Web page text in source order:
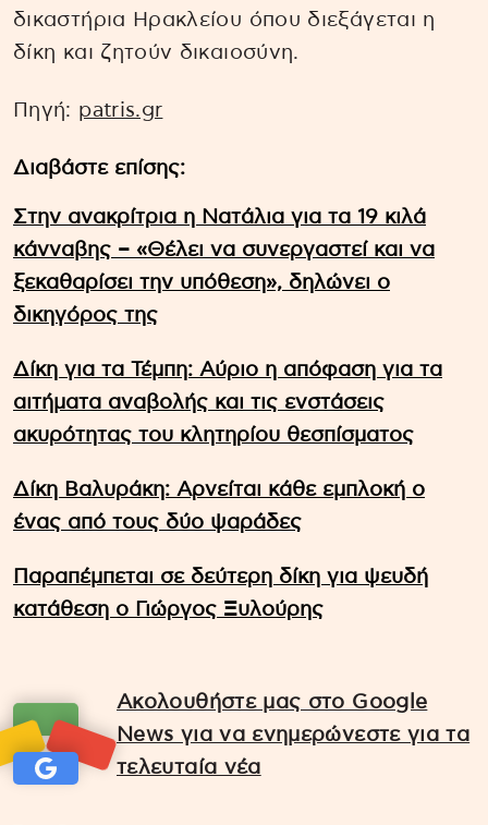
δικαστήρια Ηρακλείου όπου διεξάγεται η
δίκη και ζητούν δικαιοσύνη.
Πηγή: patris.gr
Διαβάστε επίσης:
Στην ανακρίτρια η Νατάλια για τα 19 κιλά
κάνναβης – «Θέλει να συνεργαστεί και να
ξεκαθαρίσει την υπόθεση», δηλώνει ο
δικηγόρος της
Δίκη για τα Τέμπη: Αύριο η απόφαση για τα
αιτήματα αναβολής και τις ενστάσεις
ακυρότητας του κλητηρίου θεσπίσματος
Δίκη Βαλυράκη: Αρνείται κάθε εμπλοκή ο
ένας από τους δύο ψαράδες
Παραπέμπεται σε δεύτερη δίκη για ψευδή
κατάθεση ο Γιώργος Ξυλούρης
Ακολουθήστε μας στο Google
News για να ενημερώνεστε για τα
τελευταία νέα